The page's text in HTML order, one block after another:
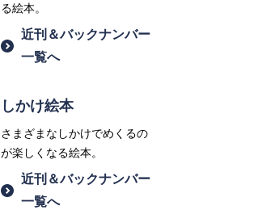
る絵本。
近刊＆バックナンバー
一覧へ
しかけ絵本
さまざまなしかけでめくるの
が楽しくなる絵本。
近刊＆バックナンバー
一覧へ